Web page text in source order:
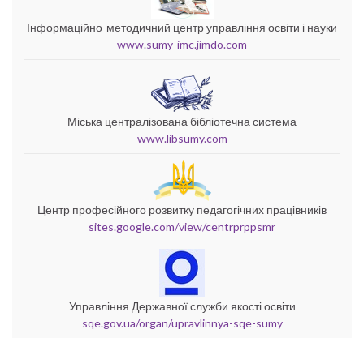
Інформаційно-методичний центр управління освіти і науки
www.sumy-imc.jimdo.com
Міська централізована бібліотечна система
www.libsumy.com
Центр професійного розвитку педагогічних працівників
sites.google.com/view/centrprppsmr
Управління Державної служби якості освіти
sqe.gov.ua/organ/upravlinnya-sqe-sumy